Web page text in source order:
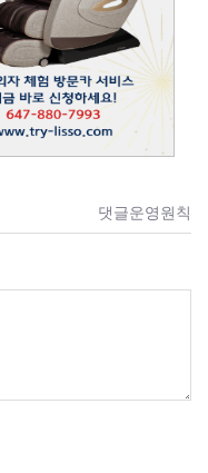
댓글운영원칙